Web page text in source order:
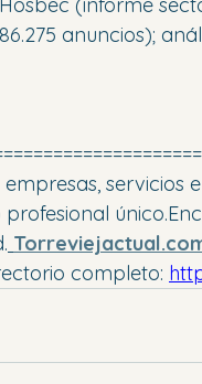
anuncios);
empresas, servicios
completo: